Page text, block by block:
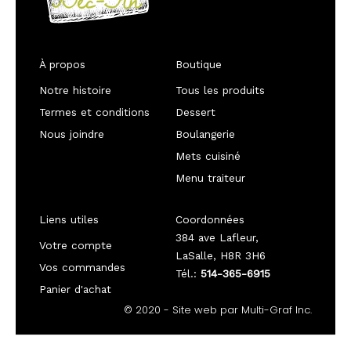
À propos
Notre histoire
Termes et conditions
Nous joindre
Boutique
Tous les produits
Dessert
Boulangerie
Mets cuisiné
Menu traiteur
Liens utiles
Votre compte
Vos commandes
Panier d'achat
Coordonnées
384 ave Lafleur,
LaSalle, H8R 3H6
Tél.: 514-365-6915
© 2020 - Site web par Multi-Graf Inc.